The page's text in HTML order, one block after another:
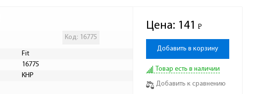
Код: 16775
Fit
16775
КНР
Цена: 141 Р
-
Добавить в корзину
Товар есть в наличии
Добавить к сравнению